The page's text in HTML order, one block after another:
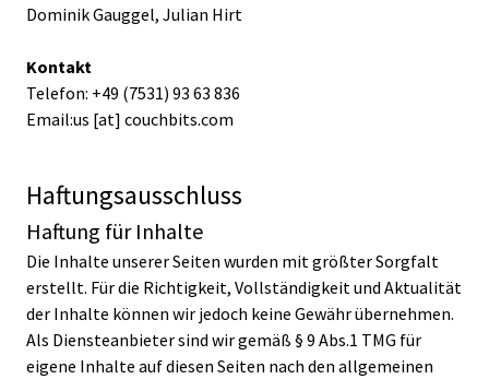
Dominik Gauggel, Julian Hirt
Kontakt
Telefon: +49 (7531) 93 63 836
Email:us [at] couchbits.com
Haftungsausschluss
Haftung für Inhalte
Die Inhalte unserer Seiten wurden mit größter Sorgfalt
erstellt. Für die Richtigkeit, Vollständigkeit und Aktualität
der Inhalte können wir jedoch keine Gewähr übernehmen.
Als Diensteanbieter sind wir gemäß § 9 Abs.1 TMG für
eigene Inhalte auf diesen Seiten nach den allgemeinen